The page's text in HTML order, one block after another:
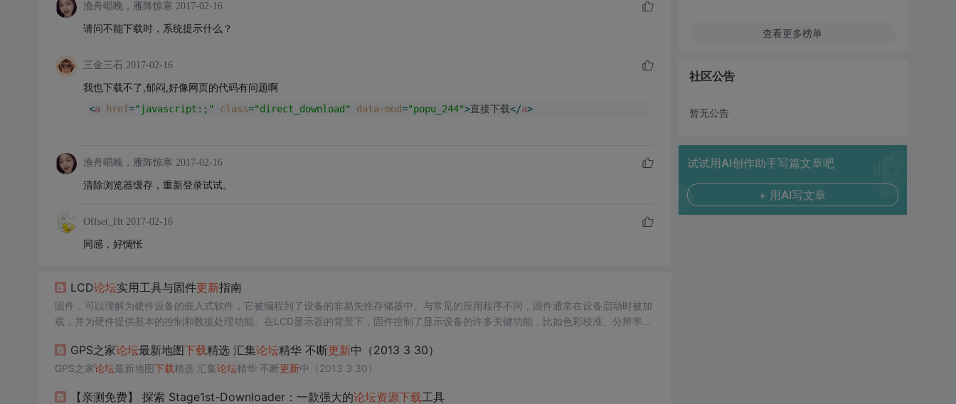
渔舟唱晚，雁阵惊寒 2017-02-16
请问不能下载时，系统提示什么？
三金三石 2017-02-16
我也下载不了,郁闷,好像网页的代码有问题啊
<a href="javascript:;" class="direct_download" data-mod="popu_244">直接下载</a>
渔舟唱晚，雁阵惊寒 2017-02-16
清除浏览器缓存，重新登录试试。
Offset_Ht 2017-02-16
同感，好惆怅
LCD论坛实用工具与固件更新指南
固件，可以理解为硬件设备的嵌入式软件，它被编程到了设备的非易失性存储器中。与常见的应用程序不同，固件通常在设备启动时被加
载，并为硬件提供基本的控制和数据处理功能。在LCD显示器的背景下，固件控制了显示设备的许多关键功能，比如色彩校准、分辨率设
GPS之家论坛最新地图下载精选 汇集论坛精华 不断更新中（2013 3 30）
GPS之家论坛最新地图下载精选 汇集论坛精华 不断更新中（2013 3 30）
【亲测免费】 探索 Stage1st-Downloader：一款强大的论坛资源下载工具
查看更多榜单
社区公告
暂无公告
试试用AI创作助手写篇文章吧
+ 用AI写文章